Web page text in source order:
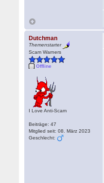
Dutchman
Themenstarter
Scam Warners
Offline
I Love Anti-Scam
Beiträge: 47
Mitglied seit: 08. März 2023
Geschlecht: